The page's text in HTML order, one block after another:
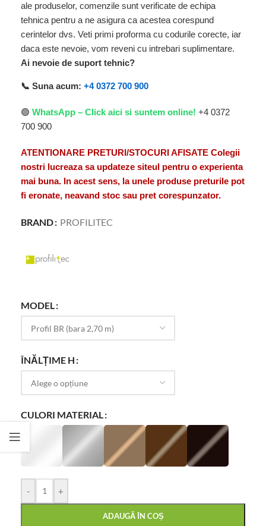
ale produselor, comenzile sunt verificate de echipa
tehnica pentru a ne asigura ca acestea corespund
cerintelor dvs. Veti primi proforma cu codurile corecte, iar
daca este nevoie, vom reveni cu intrebari suplimentare.
Ai nevoie de suport tehnic?
📞 Suna acum: +4 0372 700 900
🟢 WhatsApp – Click aici si suntem online! +4 0372
700 900
ATENTIONARE PRETURI/STOCURI AFISATE Colegii
nostri lucreaza sa updateze siteul pentru o experienta
mai buna. In acest sens, la unele produse preturile pot
fi eronate, neavand stoc sau pret corespunzator.
BRAND PROFILITEC
MODEL
ÎNĂLȚIME H
CULORI MATERIAL
- +
ADAUGĂ ÎN COȘ